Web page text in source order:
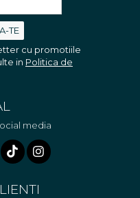
cu promotiile
in Politica de
media